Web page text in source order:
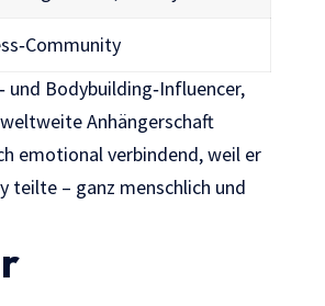
und Bodybuilding‑Influencer,
Anhängerschaft
emotional verbindend, weil er
teilte – ganz menschlich und